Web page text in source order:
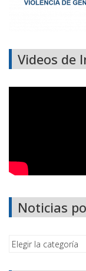
Videos de
Noticias